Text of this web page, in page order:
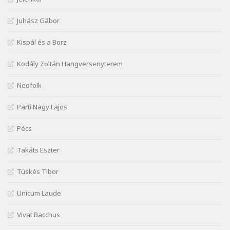
Szélkiáltó
Szélkiáltó
József Attila: Mióta elmentél
József Attila: Ne bántsda gyönge nőt
Szélkiáltó
Szélkiáltó
József Attila: Szerelmesvers
József Attila: Tószunnyadó
Juhász Gábor
Kispál és a Borz
Kodály Zoltán Hangversenyterem
Neofolk
Parti Nagy Lajos
Pécs
Takáts Eszter
Tüskés Tibor
Unicum Laude
Vivat Bacchus